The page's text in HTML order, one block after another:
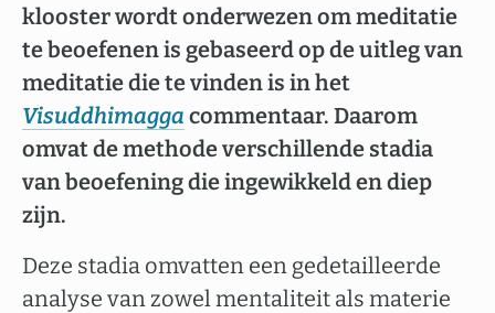
klooster wordt onderwezen om meditatie
te beoefenen is gebaseerd op de uitleg van
meditatie die te vinden is in het
Visuddhimagga commentaar. Daarom
omvat de methode verschillende stadia
van beoefening die ingewikkeld en diep
zijn.
Deze stadia omvatten een gedetailleerde
analyse van zowel mentaliteit als materie